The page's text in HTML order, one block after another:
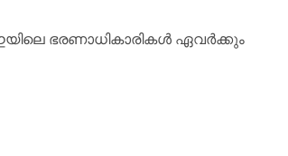
ഭരണാധികാരികൾ ഏവർക്കും